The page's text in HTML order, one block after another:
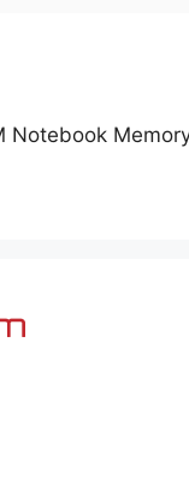
Notebook